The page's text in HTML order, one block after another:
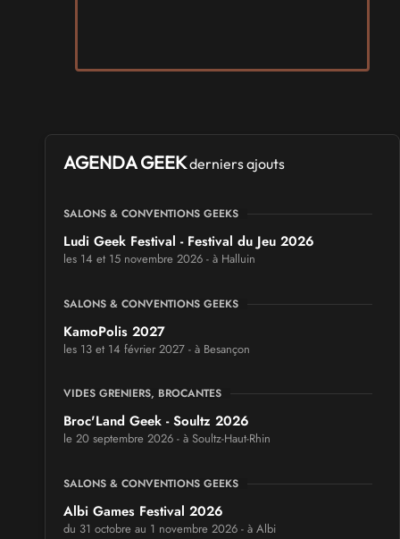
AGENDA GEEKderniers ajouts
SALONS & CONVENTIONS GEEKS
Ludi Geek Festival - Festival du Jeu 2026
les 14 et 15 novembre 2026 - à Halluin
SALONS & CONVENTIONS GEEKS
KamoPolis 2027
les 13 et 14 février 2027 - à Besançon
VIDES GRENIERS, BROCANTES
Broc'Land Geek - Soultz 2026
le 20 septembre 2026 - à Soultz-Haut-Rhin
SALONS & CONVENTIONS GEEKS
Albi Games Festival 2026
du 31 octobre au 1 novembre 2026 - à Albi